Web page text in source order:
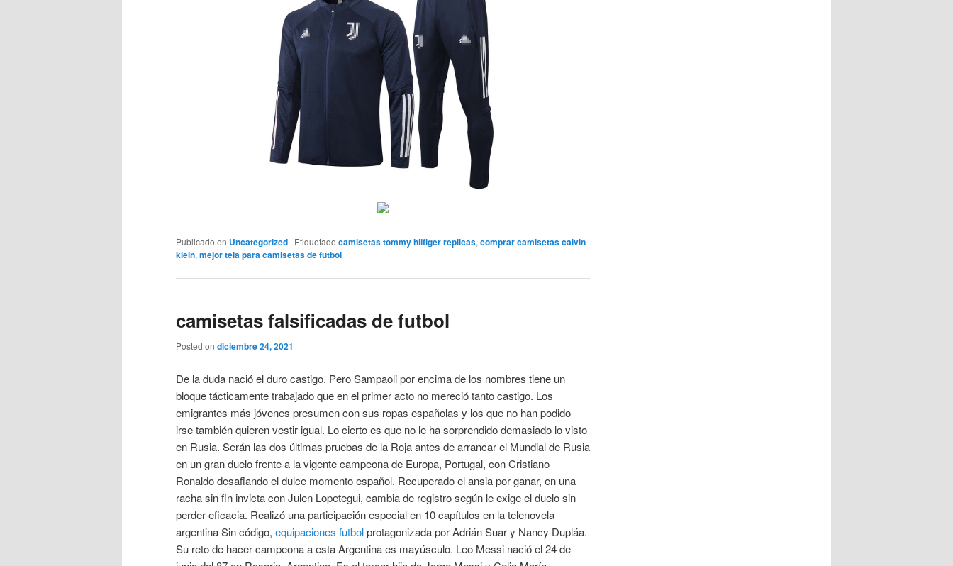
Publicado en Uncategorized | Etiquetado camisetas tommy hilfiger replicas, comprar camisetas calvin
klein, mejor tela para camisetas de futbol
camisetas falsificadas de futbol
Posted on diciembre 24, 2021
De la duda nació el duro castigo. Pero Sampaoli por encima de los nombres tiene un
bloque tácticamente trabajado que en el primer acto no mereció tanto castigo. Los
emigrantes más jóvenes presumen con sus ropas españolas y los que no han podido
irse también quieren vestir igual. Lo cierto es que no le ha sorprendido demasiado lo visto
en Rusia. Serán las dos últimas pruebas de la Roja antes de arrancar el Mundial de Rusia
en un gran duelo frente a la vigente campeona de Europa, Portugal, con Cristiano
Ronaldo desafiando el dulce momento español. Recuperado el ansia por ganar, en una
racha sin fin invicta con Julen Lopetegui, cambia de registro según le exige el duelo sin
perder eficacia. Realizó una participación especial en 10 capítulos en la telenovela
argentina Sin código, equipaciones futbolprotagonizada por Adrián Suar y Nancy Dupláa.
Su reto de hacer campeona a esta Argentina es mayúsculo. Leo Messi nació el 24 de